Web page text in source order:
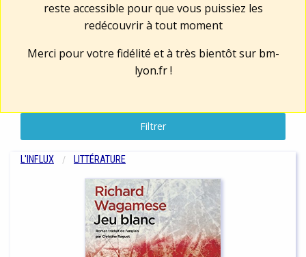
reste accessible pour que vous puissiez les
redécouvrir à tout moment
Merci pour votre fidélité et à très bientôt sur bm-
lyon.fr!
Filtrer
L'INFLUX LITTÉRATURE